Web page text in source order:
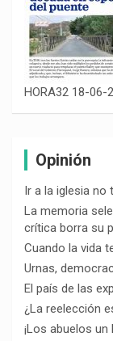
HORA32 18-06-
Opinión
Ir a la iglesia no
La memoria
crítica borra su
Cuando la vida
Urnas,
El país de las
¿La reelección
¡Los abuelos